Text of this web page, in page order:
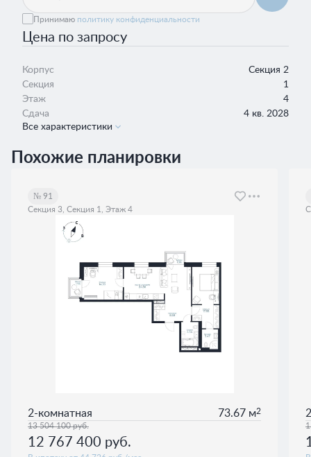
Принимаю политику конфиденциальности
Цена по запросу
Корпус
Секция 2
Секция
1
Этаж
4
Сдача
4 кв. 2028
Все характеристики
Похожие планировки
№ 91
Секция 3, Секция 1, Этаж 4
2-комнатная 73.67 м2
13 504 100руб.
12 767 400 руб.